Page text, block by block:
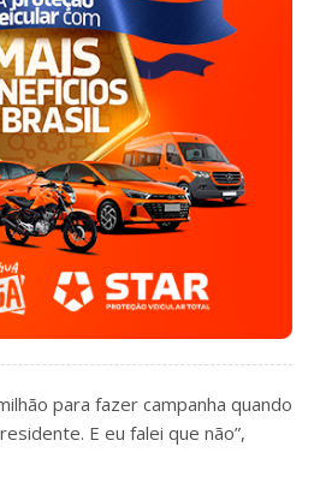
para fazer campanha quando
E eu falei que não”,